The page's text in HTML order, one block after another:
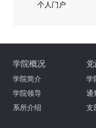
个人门户
学院概况
学院简介
学院领导
系所介绍
学
通
支